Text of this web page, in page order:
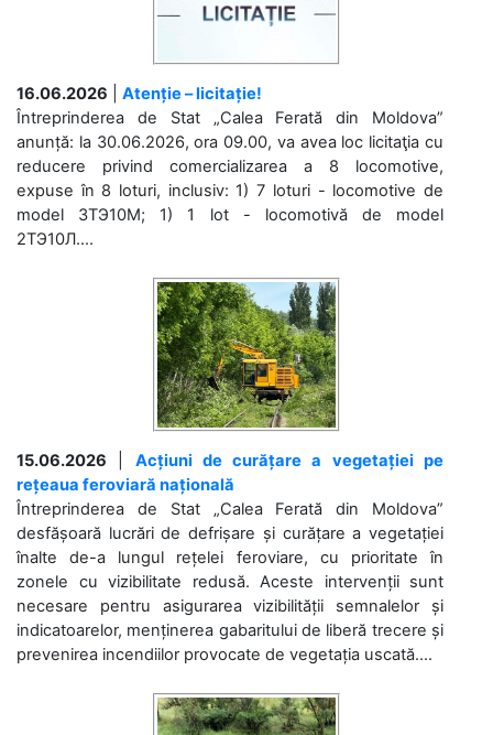
16.06.2026
Atenție – licitație!
Întreprinderea de Stat „Calea Ferată din Moldova”
anunță: la 30.06.2026, ora 09.00, va avea loc licitaţia cu
reducere privind comercializarea a 8 locomotive,
expuse în 8 loturi, inclusiv: 1) 7 loturi - locomotive de
model 3ТЭ10М; 1) 1 lot - locomotivă de model
2ТЭ10Л....
15.06.2026
Acțiuni de curățare a vegetației pe
rețeaua feroviară națională
Întreprinderea de Stat „Calea Ferată din Moldova”
desfășoară lucrări de defrișare și curățare a vegetației
înalte de-a lungul rețelei feroviare, cu prioritate în
zonele cu vizibilitate redusă. Aceste intervenții sunt
necesare pentru asigurarea vizibilității semnalelor și
indicatoarelor, menținerea gabaritului de liberă trecere și
prevenirea incendiilor provocate de vegetația uscată....